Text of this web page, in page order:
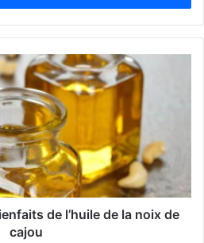
de l’huile de la noix de
cajou